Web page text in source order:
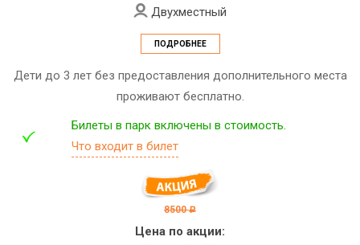
Двухместный
ПОДРОБНЕЕ
Дети до 3 лет без предоставления дополнительного места
проживают бесплатно.
Билеты в парк включены в стоимость.
Что входит в билет
8500 c
Цена по акции: